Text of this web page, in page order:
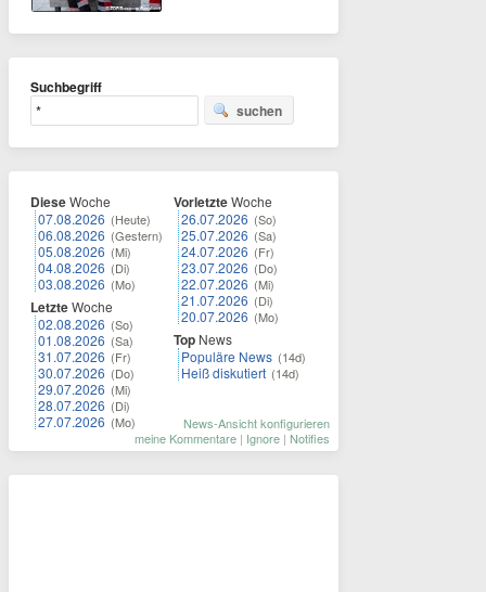
Suchbegriff
suchen
DieseWoche
07.08.2026 (Heute)
06.08.2026 (Gestern)
05.08.2026 (Mi)
04.08.2026 (Di)
03.08.2026 (Mo)
LetzteWoche
02.08.2026 (So)
01.08.2026 (Sa)
31.07.2026 (Fr)
30.07.2026 (Do)
29.07.2026 (Mi)
28.07.2026 (Di)
27.07.2026 (Mo)
VorletzteWoche
26.07.2026 (So)
25.07.2026 (Sa)
24.07.2026 (Fr)
23.07.2026 (Do)
22.07.2026 (Mi)
21.07.2026 (Di)
20.07.2026 (Mo)
Top News
Populäre News (14d)
Heiß diskutiert (14d)
News-Ansicht konfigurieren
meine Kommentare | Ignore | Notifies